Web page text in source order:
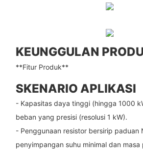
KEUNGGULAN
**Fitur Produk**
SKENARIO APLIKASI
- Kapasitas daya tinggi (hingga 1000
beban yang presisi (resolusi 1 kW).
- Penggunaan resistor bersirip paduan
penyimpangan suhu minimal dan masa